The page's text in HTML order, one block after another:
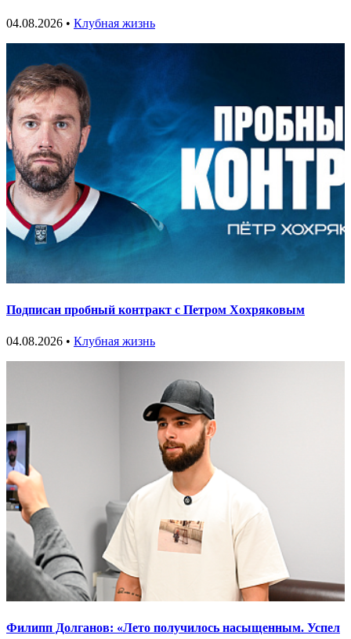
04.08.2026 • Клубная жизнь
Подписан пробный контракт с Петром Хохряковым
04.08.2026 • Клубная жизнь
Филипп Долганов: «Лето получилось насыщенным. Успел